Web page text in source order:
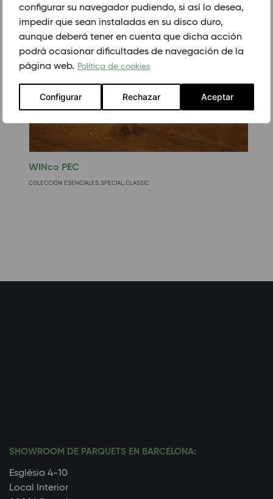
configurar su navegador pudiendo, si así lo desea,
impedir que sean instaladas en su disco duro,
aunque deberá tener en cuenta que dicha acción
podrá ocasionar dificultades de navegación de la
página web. Política de cookies
Configurar Rechazar Aceptar
WINco PEC
COLECCIÓN ESENCIALES,SPECIAL,CLASSIC
SHOWROOM DE PARQUETS EN BARCELONA:
Església 4-10
Local Interior